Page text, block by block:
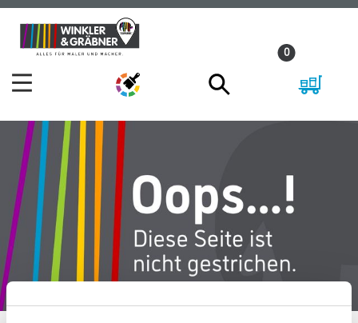
Zum
Inhalt
Zum
Navigationsmenü
0